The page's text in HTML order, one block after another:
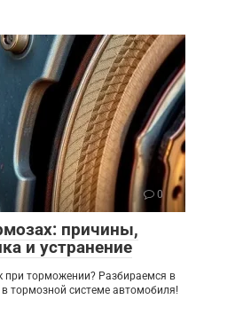
0
причины,
и устранение
при торможении? Разбираемся в
тормозной системе автомобиля!